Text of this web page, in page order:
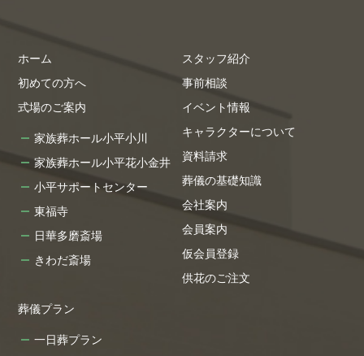
ホーム
初めての方へ
式場のご案内
家族葬ホール小平小川
家族葬ホール小平花小金井
小平サポートセンター
東福寺
日華多磨斎場
きわだ斎場
葬儀プラン
一日葬プラン
スタッフ紹介
事前相談
イベント情報
キャラクターについて
資料請求
葬儀の基礎知識
会社案内
会員案内
仮会員登録
供花のご注文